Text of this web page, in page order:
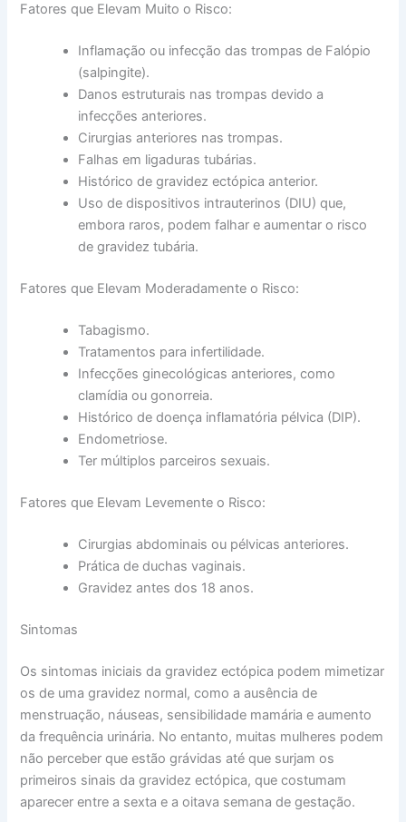
Fatores que Elevam Muito o Risco:
Inflamação ou infecção das trompas de Falópio
(salpingite).
Danos estruturais nas trompas devido a
infecções anteriores.
Cirurgias anteriores nas trompas.
Falhas em ligaduras tubárias.
Histórico de gravidez ectópica anterior.
Uso de dispositivos intrauterinos (DIU) que,
embora raros, podem falhar e aumentar o risco
de gravidez tubária.
Fatores que Elevam Moderadamente o Risco:
Tabagismo.
Tratamentos para infertilidade.
Infecções ginecológicas anteriores, como
clamídia ou gonorreia.
Histórico de doença inflamatória pélvica (DIP).
Endometriose.
Ter múltiplos parceiros sexuais.
Fatores que Elevam Levemente o Risco:
Cirurgias abdominais ou pélvicas anteriores.
Prática de duchas vaginais.
Gravidez antes dos 18 anos.
Sintomas
Os sintomas iniciais da gravidez ectópica podem mimetizar
os de uma gravidez normal, como a ausência de
menstruação, náuseas, sensibilidade mamária e aumento
da frequência urinária. No entanto, muitas mulheres podem
não perceber que estão grávidas até que surjam os
primeiros sinais da gravidez ectópica, que costumam
aparecer entre a sexta e a oitava semana de gestação.